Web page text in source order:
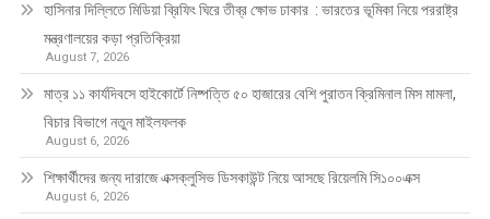
হাসিনার দিল্লিতে মিডিয়া ব্রিফিং ঘিরে তীব্র ক্ষোভ ঢাকার : ভারতের ভূমিকা নিয়ে পররাষ্ট্র
মন্ত্রণালয়ের কড়া প্রতিক্রিয়া
August 7, 2026
মাত্র ১১ কার্যদিবসে হাইকোর্টে নিষ্পত্তি ৫০ হাজারের বেশি পুরাতন ক্রিমিনাল মিস মামলা,
বিচার বিভাগে নতুন মাইলফলক
August 6, 2026
শিক্ষার্থীদের জন্য দারাজে এক্সক্লুসিভ ডিসকাউন্ট নিয়ে আসছে রিয়েলমি সি১০০এক্স
August 6, 2026